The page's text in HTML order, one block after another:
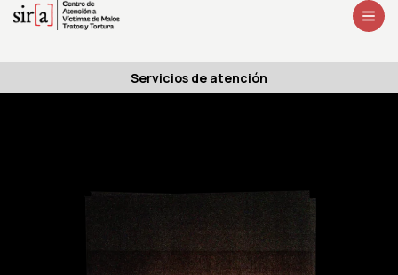
Servicios de atención